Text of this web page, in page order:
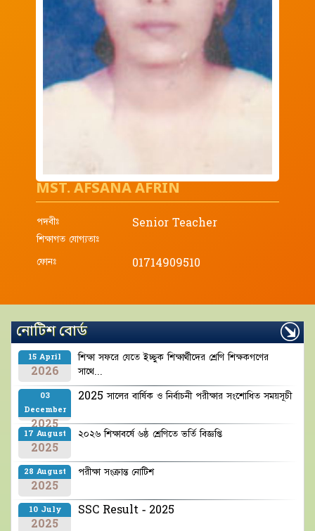
MST. AFSANA AFRIN
পদবীঃ
Senior Teacher
শিক্ষাগত যোগ্যতাঃ
ফোনঃ
01714909510
নোটিশ বোর্ড
15 April
2026
শিক্ষা সফরে যেতে ইচ্ছুক শিক্ষার্থীদের শ্রেণি শিক্ষকগণের
সাথে...
03
December
2025
2025 সালের বার্ষিক ও নির্বাচনী পরীক্ষার সংশোধিত সময়সূচী
17 August
2025
২০২৬ শিক্ষাবর্ষে ৬ষ্ঠ শ্রেণিতে ভর্তি বিজ্ঞপ্তি
28 August
2025
পরীক্ষা সংক্রান্ত নোটিশ
10 July
2025
SSC Result - 2025